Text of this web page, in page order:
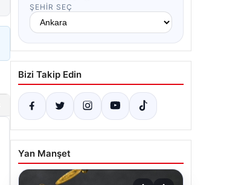
ŞEHIR SEÇ
Bizi Takip Edin
Yan Manşet